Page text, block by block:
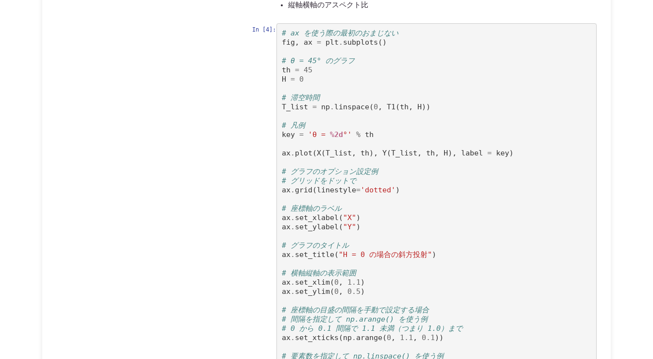
縦軸横軸のアスペクト比
In [4]:
# ax を使う際の最初のおまじない
fig , ax = plt . subplots ()
# θ = 45° のグラフ
th = 45
H = 0
# 滞空時間
T_list = np . linspace(0 , T1 (th , H))
# 凡例
key = 'θ = %2d°' % th
ax. plot (X(T_list , th), Y(T_list , th , H), label = key)
# グラフのオプション設定例
# グリッドをドットで
ax. grid (linestyle='dotted' )
# 座標軸のラベル
ax. set_xlabel ( "X" )
ax. set_ylabel ( "Y" )
# グラフのタイトル
ax. set_title( "H = 0 の場合の斜方投射" )
# 横軸縦軸の表示範囲
ax. set_xlim(0 , 1.1)
ax. set_ylim(0 , 0.5)
# 座標軸の目盛の間隔を手動で設定する場合
# 間隔を指定して np.arange() を使う例
# 0 から 0.1 間隔で 1.1 未満（つまり 1.0）まで
ax. set_xticks (np . arange(0 , 1.1 , 0.1))
# 要素数を指定して np.linspace() を使う例